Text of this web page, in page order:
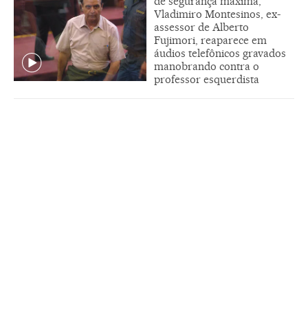
Vladimiro Montesinos, ex-
assessor de Alberto
Fujimori, reaparece em
áudios telefônicos gravados
manobrando contra o
professor esquerdista